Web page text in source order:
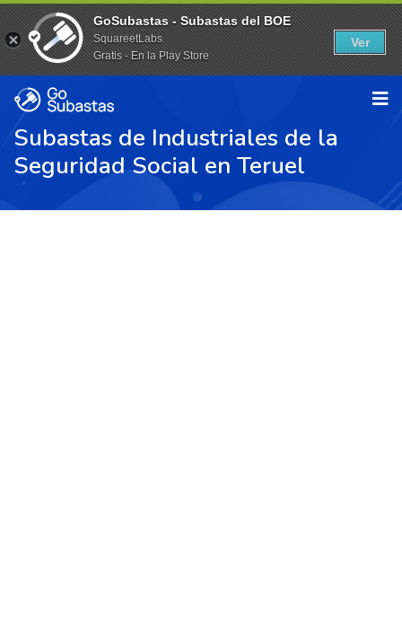
Subastas de Industriales de la
Seguridad Social en Teruel
GoSubastas - Subastas del BOE
SquareetLabs
Gratis - En la Play Store
Ver